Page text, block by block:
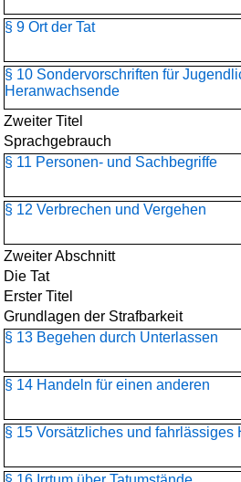
§ 9 Ort der Tat
§ 10 Sondervorschriften für
Heranwachsende
Zweiter Titel
Sprachgebrauch
§ 11 Personen- und Sachbegriffe
§ 12 Verbrechen und Vergehen
Zweiter Abschnitt
Die Tat
Erster Titel
Grundlagen der Strafbarkeit
§ 13 Begehen durch Unterlassen
§ 14 Handeln für einen anderen
§ 15 Vorsätzliches und fahrlässiges